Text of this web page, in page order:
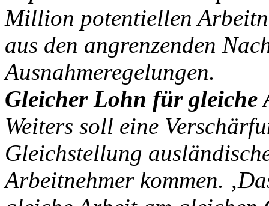
Million potentiellen
aus den angrenzenden
Ausnahmeregelungen.
Gleicher Lohn für gleiche
Weiters soll eine
Gleichstellung
Arbeitnehmer kommen.